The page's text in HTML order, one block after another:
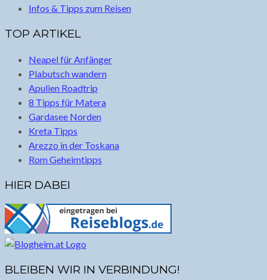
Infos & Tipps zum Reisen
TOP ARTIKEL
Neapel für Anfänger
Plabutsch wandern
Apulien Roadtrip
8 Tipps für Matera
Gardasee Norden
Kreta Tipps
Arezzo in der Toskana
Rom Geheimtipps
HIER DABEI
BLEIBEN WIR IN VERBINDUNG!